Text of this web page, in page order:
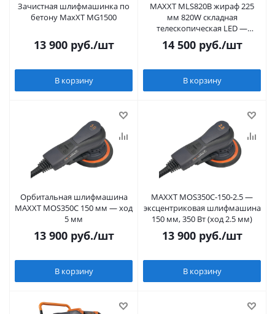
Зачистная шлифмашинка по
бетону MaxXT MG1500
13 900руб./шт
В корзину
MAXXT MLS820B жираф 225
мм 820W складная
телескопическая LED —
шлифмашина для стен и
потолков
14 500руб./шт
В корзину
Орбитальная шлифмашина
MAXXT MOS350C 150 мм — ход
5 мм
13 900руб./шт
В корзину
MAXXT MOS350C-150-2.5 —
эксцентриковая шлифмашина
150 мм, 350 Вт (ход 2.5 мм)
13 900руб./шт
В корзину